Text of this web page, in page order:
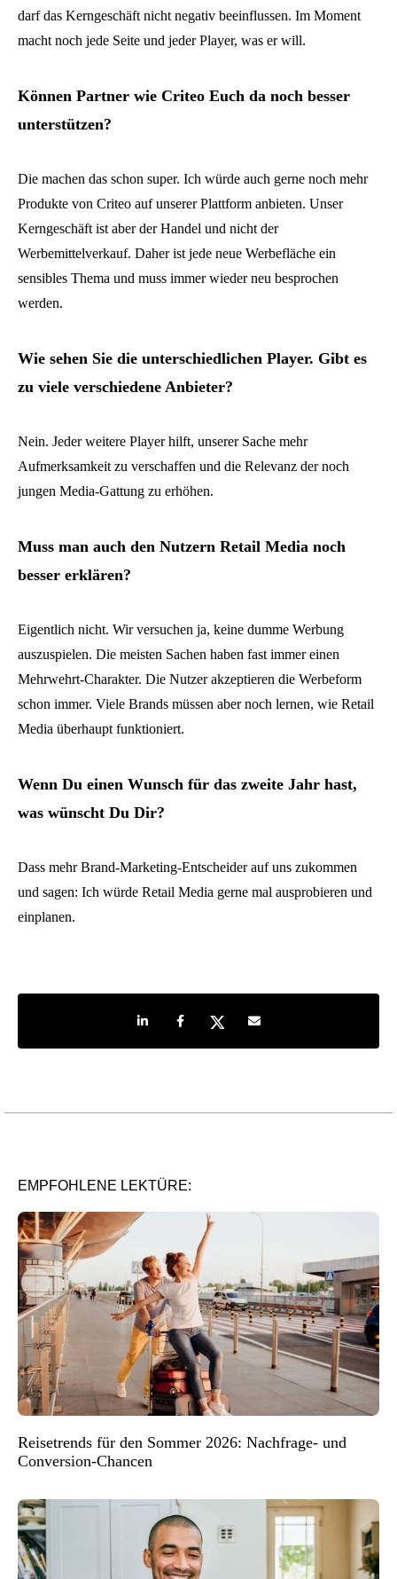
darf das Kerngeschäft nicht negativ beeinflussen. Im Moment
macht noch jede Seite und jeder Player, was er will.
Können Partner wie Criteo Euch da noch besser
unterstützen?
Die machen das schon super. Ich würde auch gerne noch mehr
Produkte von Criteo auf unserer Plattform anbieten. Unser
Kerngeschäft ist aber der Handel und nicht der
Werbemittelverkauf. Daher ist jede neue Werbefläche ein
sensibles Thema und muss immer wieder neu besprochen
werden.
Wie sehen Sie die unterschiedlichen Player. Gibt es
zu viele verschiedene Anbieter?
Nein. Jeder weitere Player hilft, unserer Sache mehr
Aufmerksamkeit zu verschaffen und die Relevanz der noch
jungen Media-Gattung zu erhöhen.
Muss man auch den Nutzern Retail Media noch
besser erklären?
Eigentlich nicht. Wir versuchen ja, keine dumme Werbung
auszuspielen. Die meisten Sachen haben fast immer einen
Mehrwehrt-Charakter. Die Nutzer akzeptieren die Werbeform
schon immer. Viele Brands müssen aber noch lernen, wie Retail
Media überhaupt funktioniert.
Wenn Du einen Wunsch für das zweite Jahr hast,
was wünscht Du Dir?
Dass mehr Brand-Marketing-Entscheider auf uns zukommen
und sagen: Ich würde Retail Media gerne mal ausprobieren und
einplanen.
Share on LinkedIn
Share on Facebook
Share on TwitterShare by e-mail
EMPFOHLENE LEKTÜRE:
Reisetrends für den Sommer 2026: Nachfrage- und
Conversion-Chancen